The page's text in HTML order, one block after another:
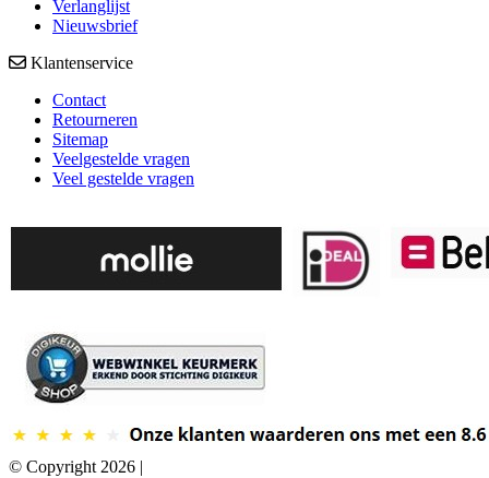
Verlanglijst
Nieuwsbrief
Klantenservice
Contact
Retourneren
Sitemap
Veelgestelde vragen
Veel gestelde vragen
© Copyright 2026 |